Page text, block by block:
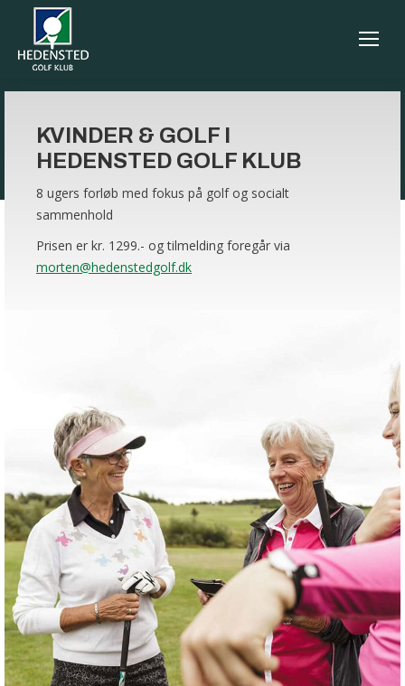
KVINDER & GOLF I
HEDENSTED GOLF KLUB
8 ugers forløb med fokus på golf og socialt
sammenhold
Prisen er kr. 1299.- og tilmelding foregår via
morten@hedenstedgolf.dk